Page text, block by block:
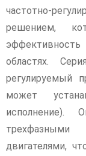
частотно-
решением,
областях.
регулируемый
может
исполнение).
двигателями,